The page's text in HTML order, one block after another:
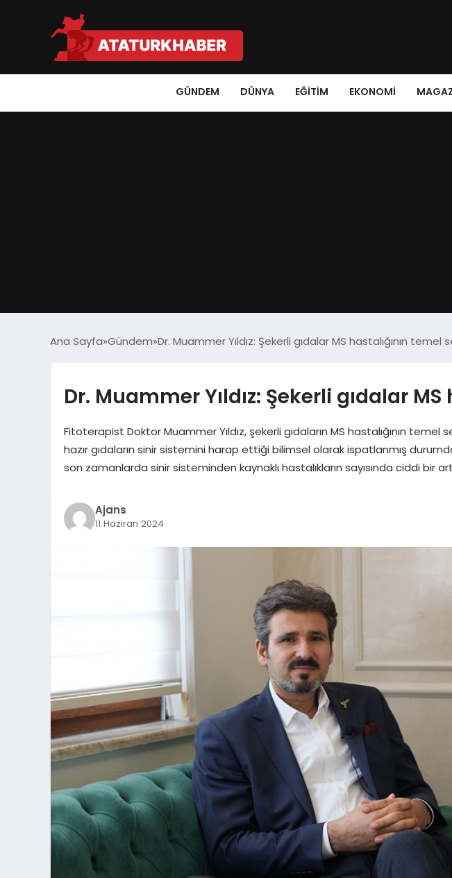
GÜNDEM DÜNYA EĞITIM EKONOMI
Ana Sayfa Gündem Dr. Muammer Yıldız: Şekerli gıdalar MS hastalığının temel
Dr. Muammer Yıldız: Şekerli gıdalar
Fitoterapist Doktor Muammer Yıldız, şekerli gıdaların MS hastalığının
hazır gıdaların sinir sistemini harap ettiği bilimsel olarak ispatlanmış
son zamanlarda sinir sisteminden kaynaklı hastalıkların sayısında ciddi bir
Ajans
11 Haziran 2024